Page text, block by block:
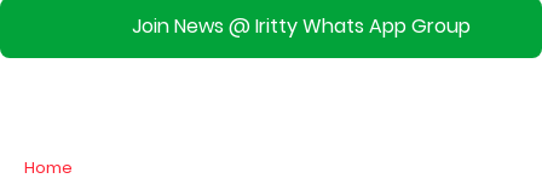
Join News @ Iritty Whats App Group
Home